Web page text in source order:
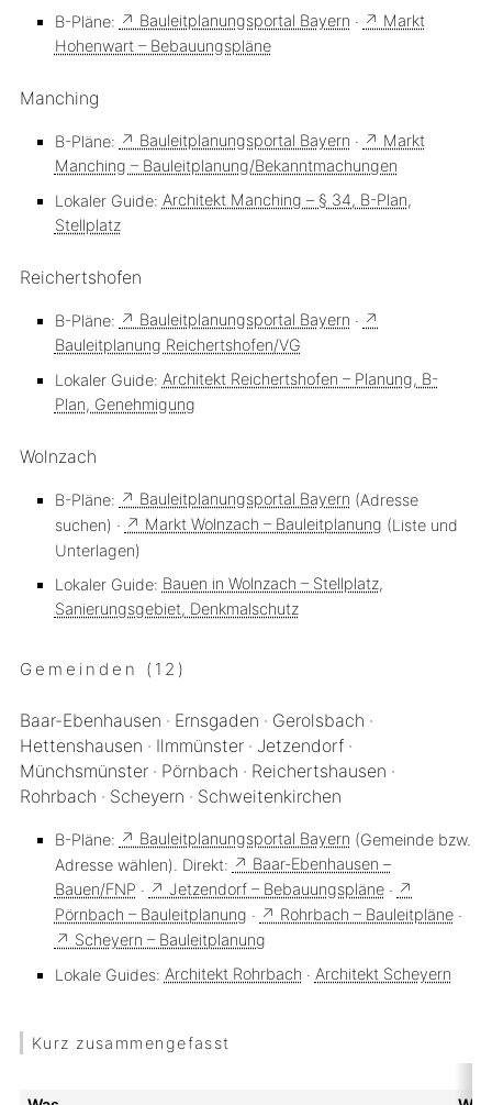
B-Pläne: ↗ Bauleitplanungsportal Bayern · ↗ Markt
Hohenwart – Bebauungspläne
Manching
B-Pläne: ↗ Bauleitplanungsportal Bayern · ↗ Markt
Manching – Bauleitplanung/Bekanntmachungen
Lokaler Guide: Architekt Manching – § 34, B-Plan,
Stellplatz
Reichertshofen
B-Pläne: ↗ Bauleitplanungsportal Bayern · ↗
Bauleitplanung Reichertshofen/VG
Lokaler Guide: Architekt Reichertshofen – Planung, B-
Plan, Genehmigung
Wolnzach
B-Pläne: ↗ Bauleitplanungsportal Bayern (Adresse
suchen) · ↗ Markt Wolnzach – Bauleitplanung (Liste und
Unterlagen)
Lokaler Guide: Bauen in Wolnzach – Stellplatz,
Sanierungsgebiet, Denkmalschutz
Gemeinden (12)
Baar-Ebenhausen · Ernsgaden · Gerolsbach ·
Hettenshausen · Ilmmünster · Jetzendorf ·
Münchsmünster · Pörnbach · Reichertshausen ·
Rohrbach · Scheyern · Schweitenkirchen
B-Pläne: ↗ Bauleitplanungsportal Bayern (Gemeinde bzw.
Adresse wählen). Direkt: ↗ Baar-Ebenhausen –
Bauen/FNP · ↗ Jetzendorf – Bebauungspläne· ↗
Pörnbach – Bauleitplanung · ↗ Rohrbach – Bauleitpläne·
↗ Scheyern – Bauleitplanung
Lokale Guides: Architekt Rohrbach · Architekt Scheyern
Kurz zusammengefasst